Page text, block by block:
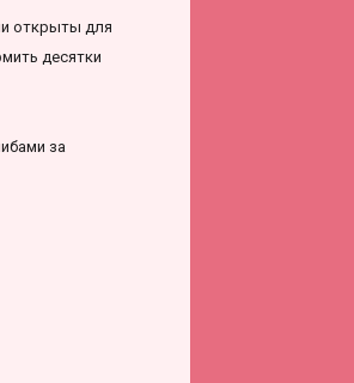
открыты для
десятки
за